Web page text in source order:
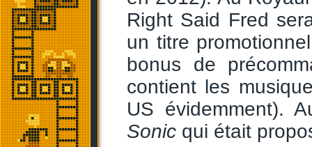
Right Said Fred
un titre
bonus de
contient les
US évidemment).
Sonic qui était